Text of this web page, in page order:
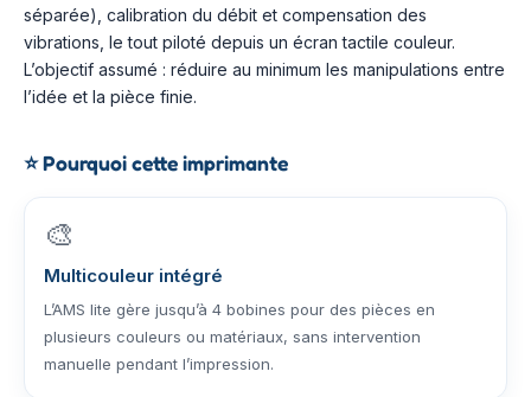
séparée), calibration du débit et compensation des
vibrations, le tout piloté depuis un écran tactile couleur.
L’objectif assumé : réduire au minimum les manipulations entre
l’idée et la pièce finie.
⭐Pourquoi cette imprimante
🎨
Multicouleur intégré
L’AMS lite gère jusqu’à 4 bobines pour des pièces en
plusieurs couleurs ou matériaux, sans intervention
manuelle pendant l’impression.